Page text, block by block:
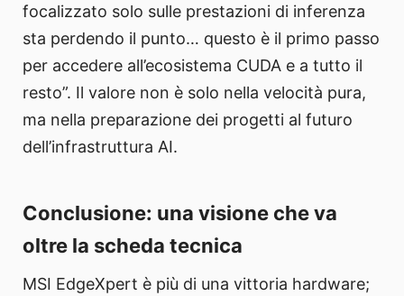
focalizzato solo sulle prestazioni di inferenza
sta perdendo il punto… questo è il primo passo
per accedere all’ecosistema CUDA e a tutto il
resto”. Il valore non è solo nella velocità pura,
ma nella preparazione dei progetti al futuro
dell’infrastruttura AI.
Conclusione: una visione che va
oltre la scheda tecnica
MSI EdgeXpert è più di una vittoria hardware;